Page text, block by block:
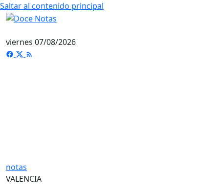
Saltar al contenido principal
viernes 07/08/2026
notas
VALENCIA